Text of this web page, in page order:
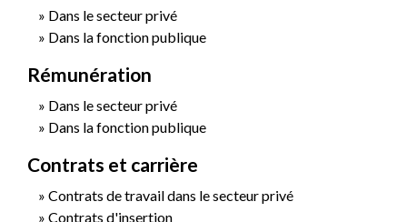
Dans le secteur privé
Dans la fonction publique
Rémunération
Dans le secteur privé
Dans la fonction publique
Contrats et carrière
Contrats de travail dans le secteur privé
Contrats d'insertion